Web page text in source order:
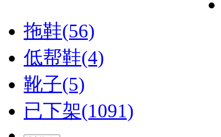
拖鞋(56)
低帮鞋(4)
靴子(5)
已下架(1091)